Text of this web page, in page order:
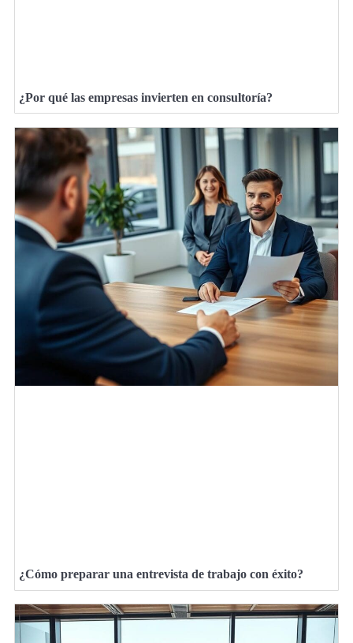
¿Por qué las empresas invierten en consultoría?
¿Cómo preparar una entrevista de trabajo con éxito?